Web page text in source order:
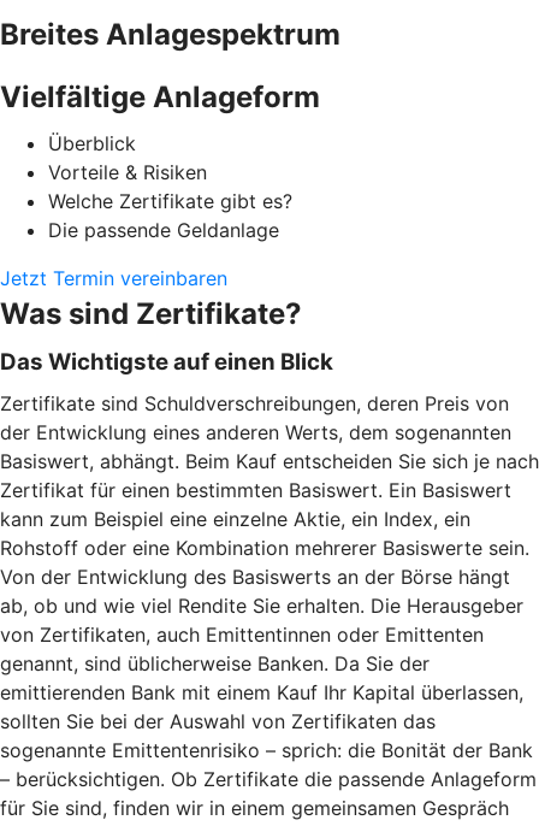
Breites Anlagespektrum
Vielfältige Anlageform
Überblick
Vorteile & Risiken
Welche Zertifikate gibt es?
Die passende Geldanlage
Jetzt Termin vereinbaren
Was sind Zertifikate?
Das Wichtigste auf einen Blick
Zertifikate sind Schuldverschreibungen, deren Preis von
der Entwicklung eines anderen Werts, dem sogenannten
Basiswert, abhängt. Beim Kauf entscheiden Sie sich je nach
Zertifikat für einen bestimmten Basiswert. Ein Basiswert
kann zum Beispiel eine einzelne Aktie, ein Index, ein
Rohstoff oder eine Kombination mehrerer Basiswerte sein.
Von der Entwicklung des Basiswerts an der Börse hängt
ab, ob und wie viel Rendite Sie erhalten. Die Herausgeber
von Zertifikaten, auch Emittentinnen oder Emittenten
genannt, sind üblicherweise Banken. Da Sie der
emittierenden Bank mit einem Kauf Ihr Kapital überlassen,
sollten Sie bei der Auswahl von Zertifikaten das
sogenannte Emittentenrisiko – sprich: die Bonität der Bank
– berücksichtigen. Ob Zertifikate die passende Anlageform
für Sie sind, finden wir in einem gemeinsamen Gespräch